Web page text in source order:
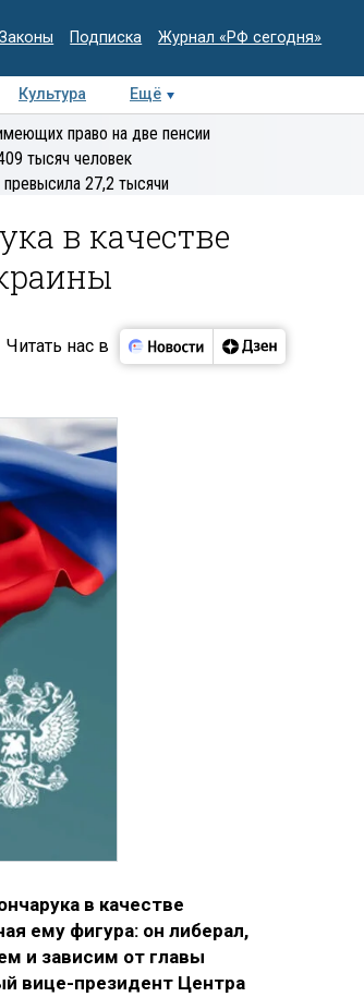
Законы Подписка Журнал «РФ сегодня»
Культура Ещё
Колумнисты
Деловая
право на две пенсии
тысяч человек
27,2 тысячи
в качестве
Читать нас в
в качестве
ему фигура: он либерал,
и зависим от главы
вице-президент Центра